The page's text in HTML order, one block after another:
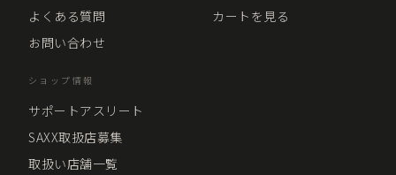
よくある質問
お問い合わせ
カートを見る
ショップ情報
サポートアスリート
SAXX取扱店募集
取扱い店舗一覧